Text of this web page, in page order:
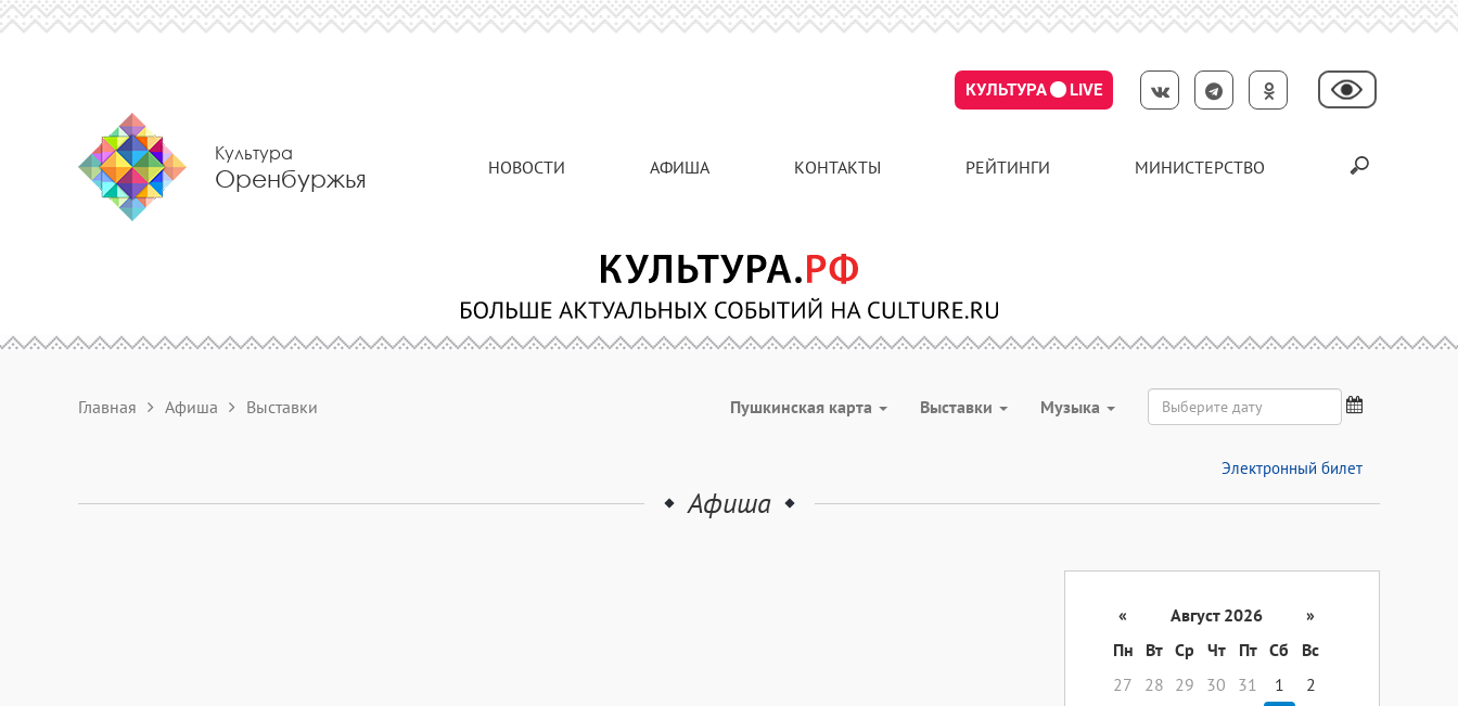
КУЛЬТУРА LIVE
Культура
Оренбуржья НОВОСТИ АФИША КОНТАКТЫ РЕЙТИНГИ МИНИСТЕРСТВО
Главная Афиша Выставки Пушкинская карта Выставки Музыка
Электронный билет
Афиша
« Август 2026
»
Пн
Вт Ср Чт Пт Сб
Вс
27
28 29 30 31 1
2